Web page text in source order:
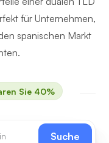
für Unternehmen,
spanischen Markt
Sie 40%
Suche